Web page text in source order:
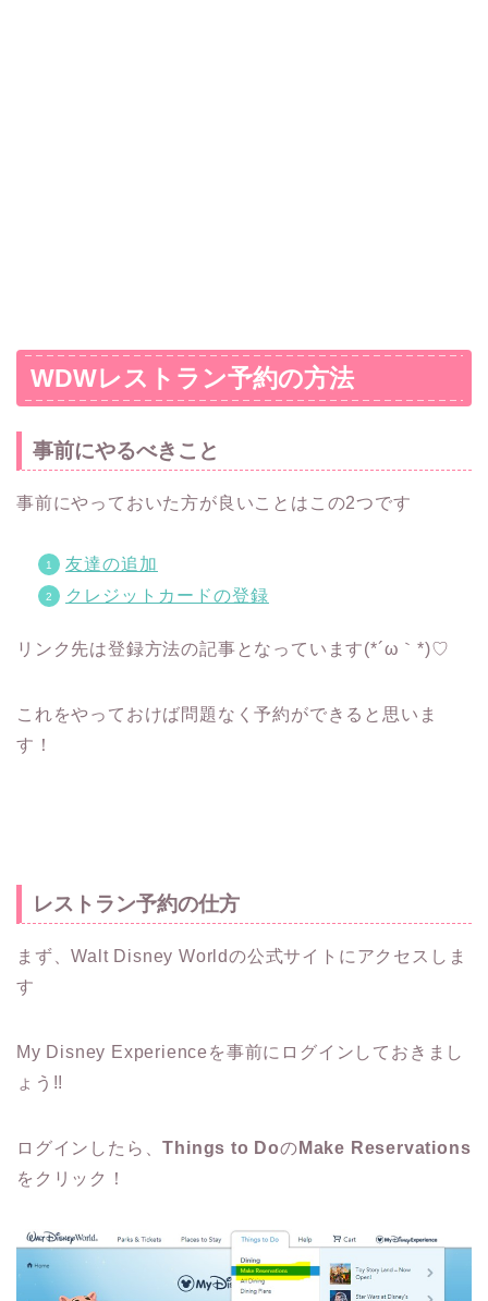
WDWレストラン予約の方法
事前にやるべきこと
事前にやっておいた方が良いことはこの2つです
友達の追加
クレジットカードの登録
リンク先は登録方法の記事となっています(*´ω｀*)♡
これをやっておけば問題なく予約ができると思いま
す！
レストラン予約の仕方
まず、Walt Disney Worldの公式サイトにアクセスしま
す
My Disney Experienceを事前にログインしておきまし
ょう!!
ログインしたら、Things to Doの Make Reservations
をクリック！